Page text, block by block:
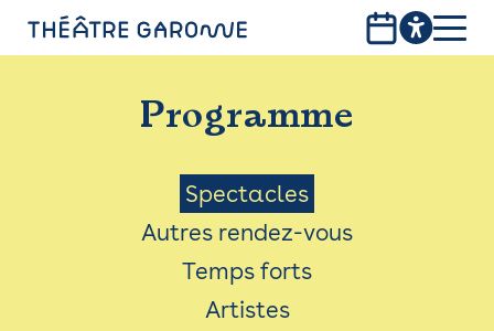
PROGRAMME
INFOS PRATIQUES
AVEC LES PUBLICS
ACCESSIBILITÉ
LES PRODUCTIONS
Programme
Menu
Saison
Spectacles
Autres rendez-vous
Temps forts
Artistes